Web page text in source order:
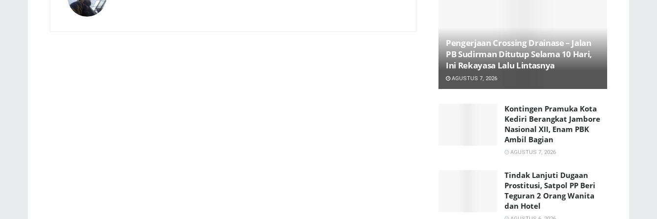
Pengerjaan Crossing Drainase – Jalan
PB Sudirman Ditutup Selama 10 Hari,
Ini Rekayasa Lalu Lintasnya
AGUSTUS 7, 2026
Kontingen Pramuka Kota
Kediri Berangkat Jambore
Nasional XII, Enam PBK
Ambil Bagian
AGUSTUS 7, 2026
Tindak Lanjuti Dugaan
Prostitusi, Satpol PP Beri
Teguran 2 Orang Wanita
dan Hotel